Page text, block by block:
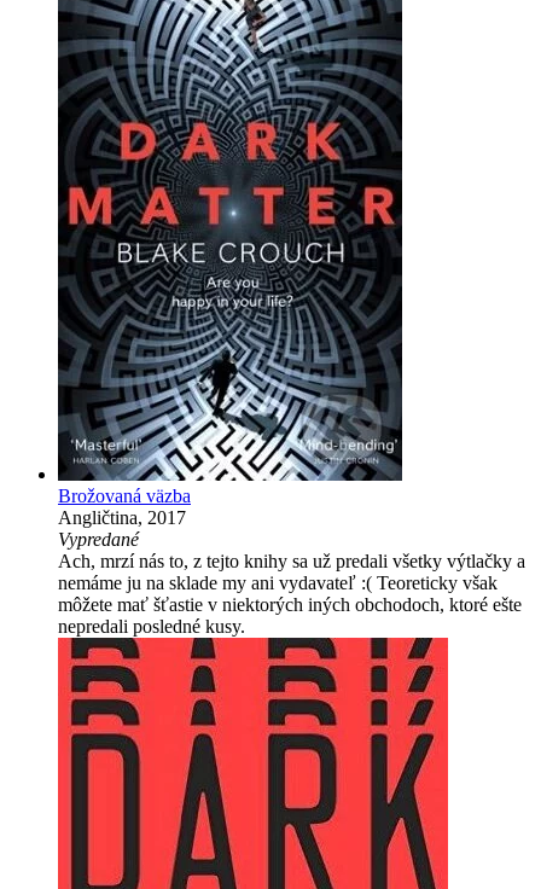
Brožovaná väzba
Angličtina, 2017
Vypredané
Ach, mrzí nás to, z tejto knihy sa už predali všetky výtlačky a
nemáme ju na sklade my ani vydavateľ :( Teoreticky však
môžete mať šťastie v niektorých iných obchodoch, ktoré ešte
nepredali posledné kusy.